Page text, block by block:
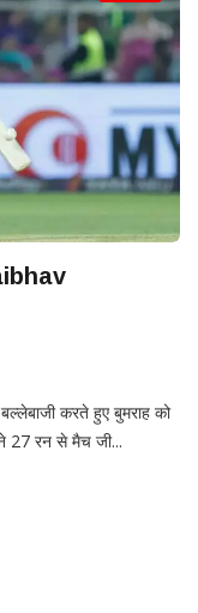
करते हुए बुमराह को
27 रन से मैच जी...